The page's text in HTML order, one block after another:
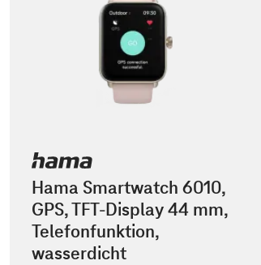
Hama Smartwatch 6010,
GPS, TFT-Display 44 mm,
Telefonfunktion,
wasserdicht